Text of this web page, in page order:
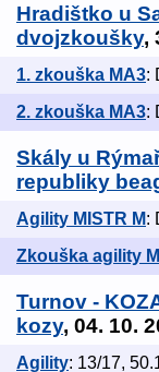
Hradištko u
dvojzkoušky,
1. zkouška MA3:
2. zkouška MA3:
Skály u
republiky
Agility MISTR M:
Zkouška agility
Turnov -
kozy, 04. 10.
Agility: 13/17,